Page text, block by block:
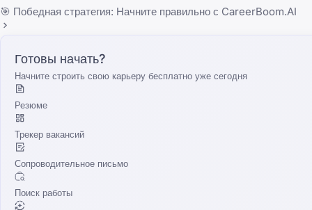
🎯 Победная стратегия: Начните правильно с CareerBoom.AI
Готовы начать?
Начните строить свою карьеру бесплатно уже сегодня
Резюме
Трекер вакансий
Сопроводительное письмо
Поиск работы